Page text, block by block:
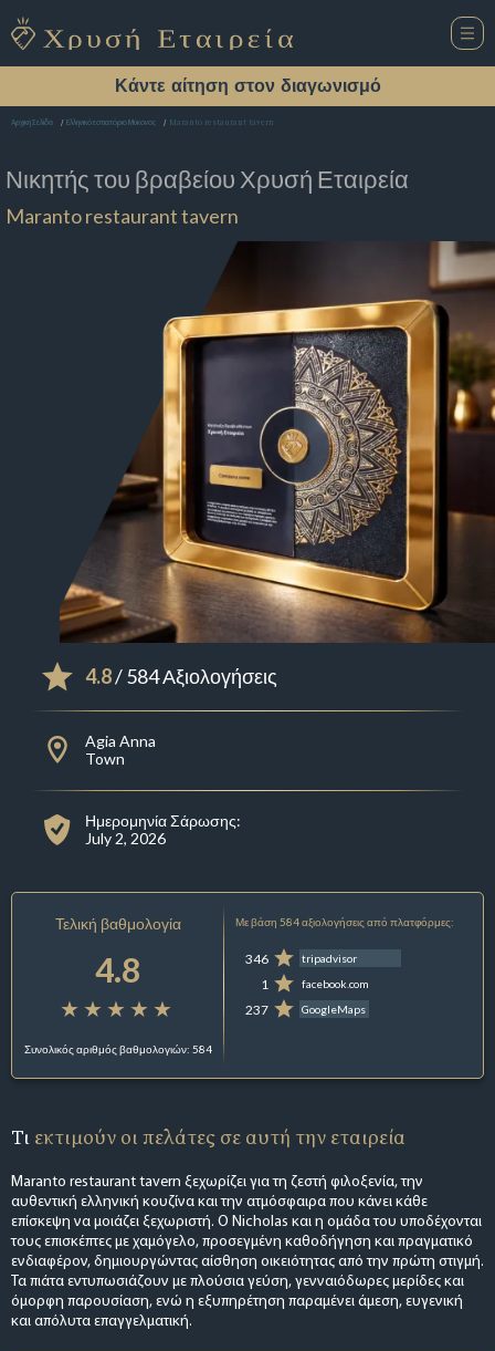
Κάντε αίτηση στον διαγωνισμό
Αρχική Σελίδα Ελληνικό εστιατόριο Μύκονος Maranto restaurant tavern
Νικητής του βραβείου Χρυσή Εταιρεία
Maranto restaurant tavern
4.8/ 584 Αξιολογήσεις
Agia Anna
Town
Ημερομηνία Σάρωσης:
July 2, 2026
Τελική βαθμολογία
4.8
Συνολικός αριθμός βαθμολογιών: 584
Με βάση 584 αξιολογήσεις από πλατφόρμες:
346 tripadvisor
1 facebook.com
237 GoogleMaps
Τι εκτιμούν οι πελάτες σε αυτή την εταιρεία
Maranto restaurant tavern ξεχωρίζει για τη ζεστή φιλοξενία, την
αυθεντική ελληνική κουζίνα και την ατμόσφαιρα που κάνει κάθε
επίσκεψη να μοιάζει ξεχωριστή. Ο Nicholas και η ομάδα του υποδέχονται
τους επισκέπτες με χαμόγελο, προσεγμένη καθοδήγηση και πραγματικό
ενδιαφέρον, δημιουργώντας αίσθηση οικειότητας από την πρώτη στιγμή.
Τα πιάτα εντυπωσιάζουν με πλούσια γεύση, γενναιόδωρες μερίδες και
όμορφη παρουσίαση, ενώ η εξυπηρέτηση παραμένει άμεση, ευγενική
και απόλυτα επαγγελματική.